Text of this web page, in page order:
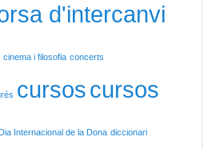
d'intercanvi
cinema i filosofia concerts
cursoscursos
Dia Internacional de la Dona diccionari